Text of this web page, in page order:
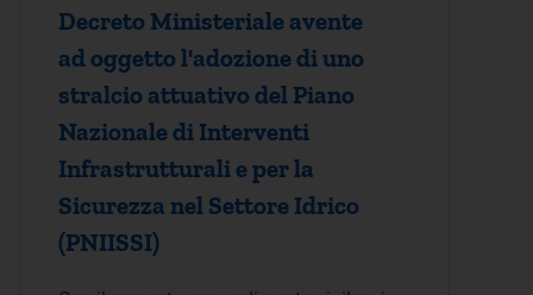
Decreto Ministeriale avente
ad oggetto l'adozione di uno
stralcio attuativo del Piano
Nazionale di Interventi
Infrastrutturali e per la
Sicurezza nel Settore Idrico
(PNIISSI)